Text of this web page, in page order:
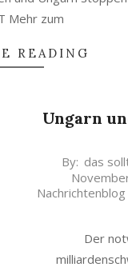
Mehr zum
READING
Ungarn
2020-
16
By: das
Der